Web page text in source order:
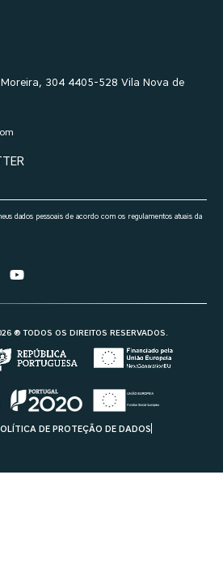
304 4405-528 Vila Nova de
dados pessoais de acordo com os regulamentos atuais da
® TODOS OS DIREITOS RESERVADOS.
DE PROTEÇÃO DE DADOS